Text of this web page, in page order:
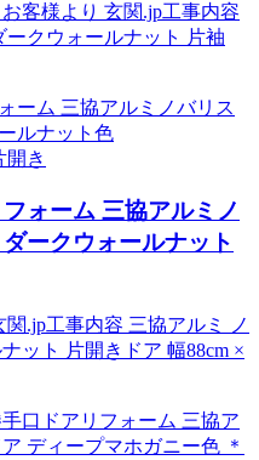
客様より 玄関.jp工事内容
クウォールナット 片袖
開き
ォーム 三協アルミノ
ークウォールナット
.jp工事内容 三協アルミ ノ
ット 片開きドア 幅88cm ×